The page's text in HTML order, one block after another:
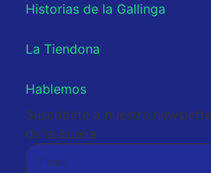
Historias de la Gallinga
La Tiendona
Hablemos
Suscríbete a nuestra
de la buena